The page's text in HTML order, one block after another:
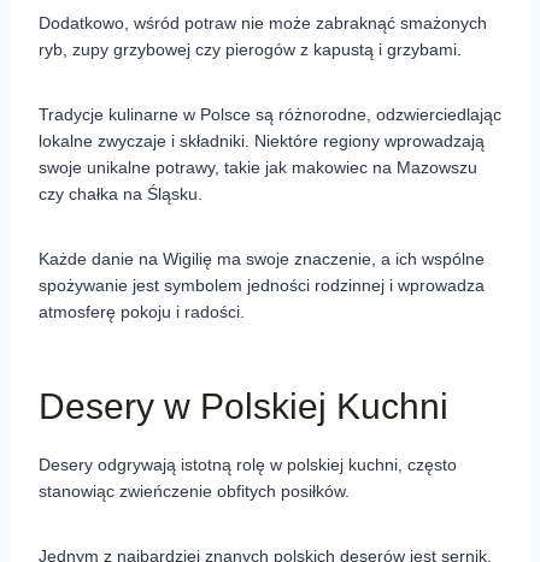
Dodatkowo, wśród potraw nie może zabraknąć smażonych
ryb, zupy grzybowej czy pierogów z kapustą i grzybami.
Tradycje kulinarne w Polsce są różnorodne, odzwierciedlając
lokalne zwyczaje i składniki. Niektóre regiony wprowadzają
swoje unikalne potrawy, takie jak makowiec na Mazowszu
czy chałka na Śląsku.
Każde danie na Wigilię ma swoje znaczenie, a ich wspólne
spożywanie jest symbolem jedności rodzinnej i wprowadza
atmosferę pokoju i radości.
Desery w Polskiej Kuchni
Desery odgrywają istotną rolę w polskiej kuchni, często
stanowiąc zwieńczenie obfitych posiłków.
Jednym z najbardziej znanych polskich deserów jest sernik,